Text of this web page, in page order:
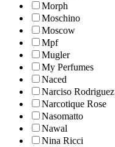
Morph
Moschino
Moscow
Mpf
Mugler
My Perfumes
Naced
Narciso Rodriguez
Narcotique Rose
Nasomatto
Nawal
Nina Ricci